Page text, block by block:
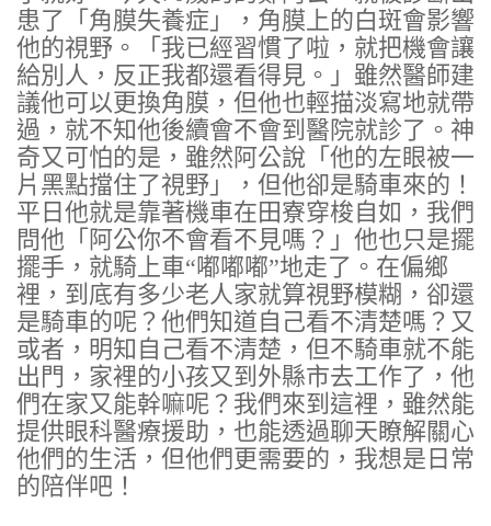
患了「角膜失養症」，角膜上的白斑會影響
他的視野。「我已經習慣了啦，就把機會讓
給別人，反正我都還看得見。」雖然醫師建
議他可以更換角膜，但他也輕描淡寫地就帶
過，就不知他後續會不會到醫院就診了。神
奇又可怕的是，雖然阿公說「他的左眼被一
片黑點擋住了視野」，但他卻是騎車來的！
平日他就是靠著機車在田寮穿梭自如，我們
問他「阿公你不會看不見嗎？」他也只是擺
擺手，就騎上車“嘟嘟嘟”地走了。在偏鄉
裡，到底有多少老人家就算視野模糊，卻還
是騎車的呢？他們知道自己看不清楚嗎？又
或者，明知自己看不清楚，但不騎車就不能
出門，家裡的小孩又到外縣市去工作了，他
們在家又能幹嘛呢？我們來到這裡，雖然能
提供眼科醫療援助，也能透過聊天瞭解關心
他們的生活，但他們更需要的，我想是日常
的陪伴吧！